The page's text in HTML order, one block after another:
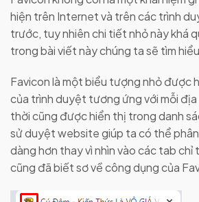
hiện trên Internet và trên các trình
trước, tuy nhiên chi tiết nhỏ này khá
trong bài viết này chúng ta sẽ tìm
Favicon là một biểu tượng nhỏ được
của trình duyệt tương ứng với mỗi
thời cũng được hiển thị trong danh
sử duyệt website giúp ta có thể
dàng hơn thay vì nhìn vào các tab chỉ
cũng đã biết sơ về công dụng của